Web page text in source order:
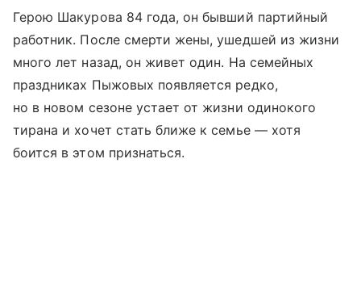
Герою Шакурова 84 года, он бывший партийный
работник. После смерти жены, ушедшей из жизни
много лет назад, он живет один. На семейных
праздниках Пыжовых появляется редко,
но в новом сезоне устает от жизни одинокого
тирана и хочет стать ближе к семье — хотя
боится в этом признаться.